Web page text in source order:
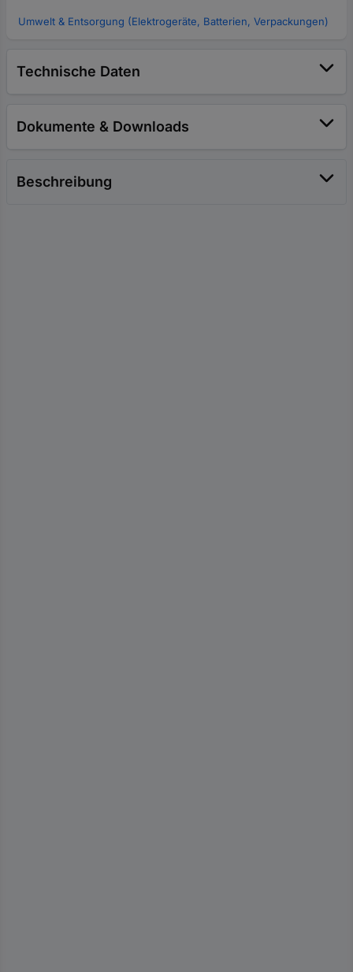
Umwelt & Entsorgung (Elektrogeräte, Batterien, Verpackungen)
Technische Daten
Dokumente & Downloads
Beschreibung